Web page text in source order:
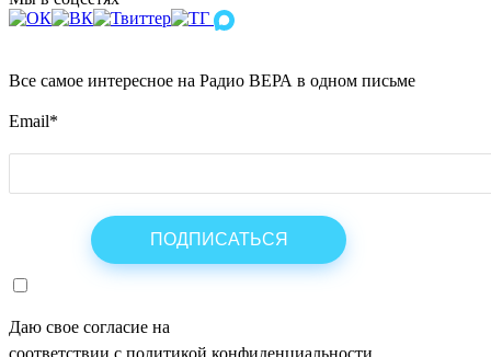
Все самое интересное на Радио ВЕРА в одном письме
Email*
Даю свое согласие на
соответствии с политикой конфиденциальности